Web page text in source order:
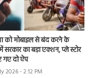
को मोबाइल से बंद करने के
सरकार का बड़ा एक्शन, प्ले स्टोर
गए दो ऐप
2026 - 2:12 PM